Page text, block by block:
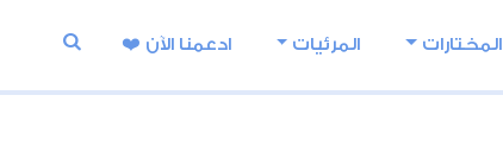
المختارات المرئيات ادعمنا اﻵن ❤️